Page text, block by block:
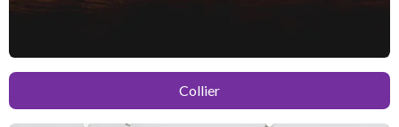
Collier